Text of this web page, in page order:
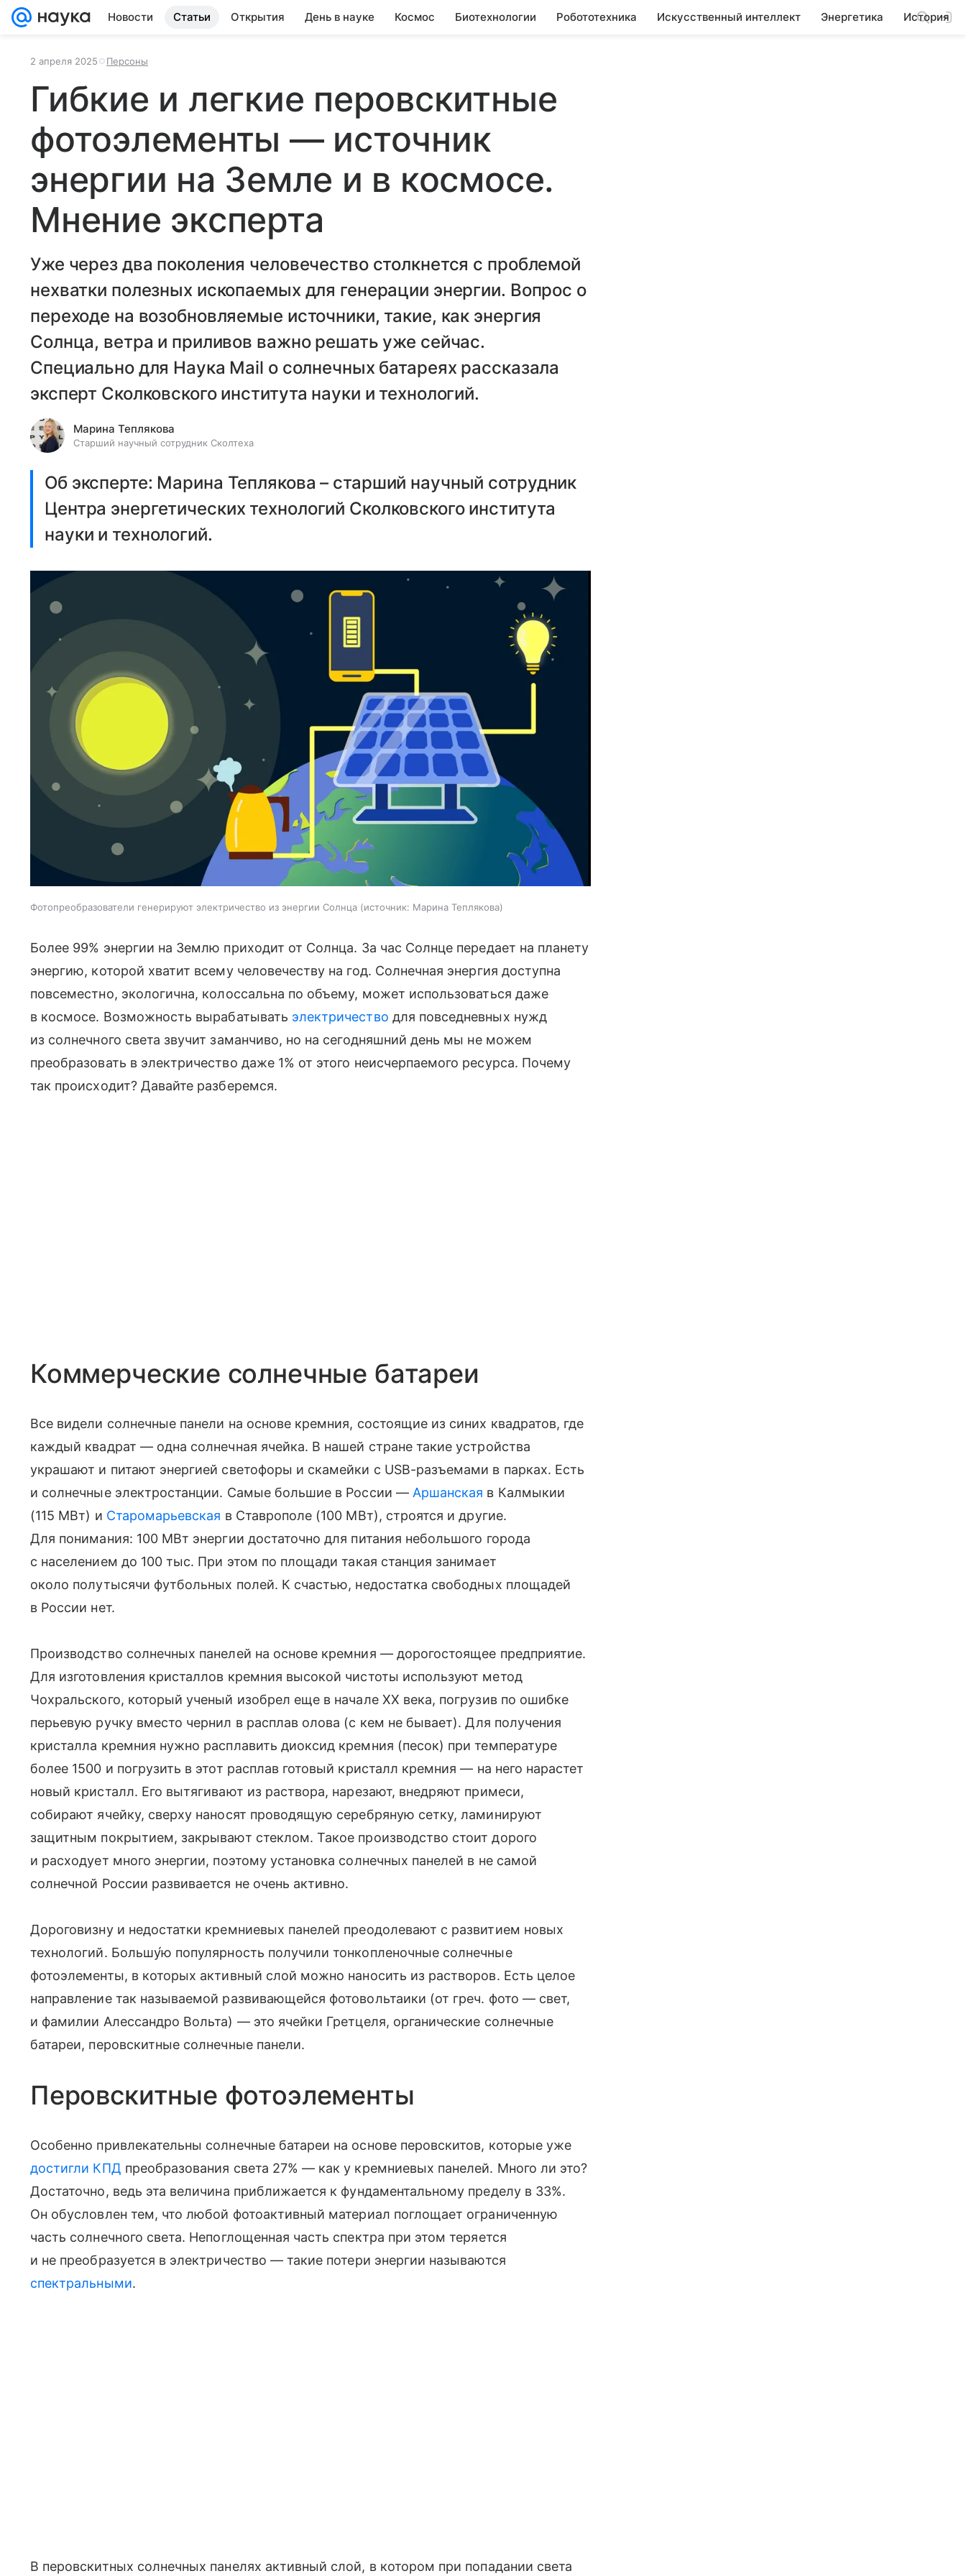
Новости Статьи Открытия День в науке Космос Биотехнологии Робототехника Искусственный интеллект Энергетика История
2 апреля 2025 Персоны
Гибкие и легкие перовскитные
фотоэлементы — источник
энергии на Земле и в космосе.
Мнение эксперта
Уже через два поколения человечество столкнется с проблемой
нехватки полезных ископаемых для генерации энергии. Вопрос о
переходе на возобновляемые источники, такие, как энергия
Солнца, ветра и приливов важно решать уже сейчас.
Специально для Наука Mail о солнечных батареях рассказала
эксперт Сколковского института науки и технологий.
Марина Теплякова
Старший научный сотрудник Сколтеха
Об эксперте: Марина Теплякова – старший научный сотрудник
Центра энергетических технологий Сколковского института
науки и технологий.
Фотопреобразователи генерируют электричество из энергии Солнца источник: Марина Теплякова
Более 99% энергии на Землю приходит от Солнца. За час Солнце передает на планету
энергию, которой хватит всему человечеству на год. Солнечная энергия доступна
повсеместно, экологична, колоссальна по объему, может использоваться даже
в космосе. Возможность вырабатывать электричество для повседневных нужд
из солнечного света звучит заманчиво, но на сегодняшний день мы не можем
преобразовать в электричество даже 1% от этого неисчерпаемого ресурса. Почему
так происходит? Давайте разберемся.
Коммерческие солнечные батареи
Все видели солнечные панели на основе кремния, состоящие из синих квадратов, где
каждый квадрат — одна солнечная ячейка. В нашей стране такие устройства
украшают и питают энергией светофоры и скамейки с USB-разъемами в парках. Есть
и солнечные электростанции. Самые большие в России — Аршанская в Калмыкии
(115 МВт) и Старомарьевская в Ставрополе (100 МВт), строятся и другие.
Для понимания: 100 МВт энергии достаточно для питания небольшого города
с населением до 100 тыс. При этом по площади такая станция занимает
около полутысячи футбольных полей. К счастью, недостатка свободных площадей
в России нет.
Производство солнечных панелей на основе кремния — дорогостоящее предприятие.
Для изготовления кристаллов кремния высокой чистоты используют метод
Чохральского, который ученый изобрел еще в начале XX века, погрузив по ошибке
перьевую ручку вместо чернил в расплав олова (с кем не бывает). Для получения
кристалла кремния нужно расплавить диоксид кремния (песок) при температуре
более 1500 и погрузить в этот расплав готовый кристалл кремния — на него нарастет
новый кристалл. Его вытягивают из раствора, нарезают, внедряют примеси,
собирают ячейку, сверху наносят проводящую серебряную сетку, ламинируют
защитным покрытием, закрывают стеклом. Такое производство стоит дорого
и расходует много энергии, поэтому установка солнечных панелей в не самой
солнечной России развивается не очень активно.
Дороговизну и недостатки кремниевых панелей преодолевают с развитием новых
технологий. Большу́ю популярность получили тонкопленочные солнечные
фотоэлементы, в которых активный слой можно наносить из растворов. Есть целое
направление так называемой развивающейся фотовольтаики (от греч. фото — свет,
и фамилии Алессандро Вольта) — это ячейки Гретцеля, органические солнечные
батареи, перовскитные солнечные панели.
Перовскитные фотоэлементы
Особенно привлекательны солнечные батареи на основе перовскитов, которые уже
достигли КПД преобразования света 27% — как у кремниевых панелей. Много ли это?
Достаточно, ведь эта величина приближается к фундаментальному пределу в 33%.
Он обусловлен тем, что любой фотоактивный материал поглощает ограниченную
часть солнечного света. Непоглощенная часть спектра при этом теряется
и не преобразуется в электричество — такие потери энергии называются
спектральными.
В перовскитных солнечных панелях активный слой, в котором при попадании света